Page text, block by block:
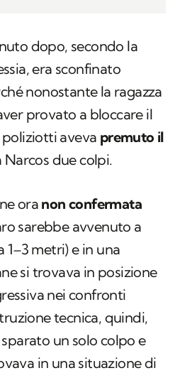
dopo, secondo la
era sconfinato
nonostante la ragazza
provato a bloccare il
aveva premuto il
Narcos due colpi.
ora non confermata
sarebbe avvenuto a
1–3 metri) e in una
si trovava in posizione
nei confronti
tecnica, quindi,
un solo colpo e
in una situazione di